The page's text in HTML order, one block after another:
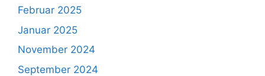
Februar 2025
Januar 2025
November 2024
September 2024